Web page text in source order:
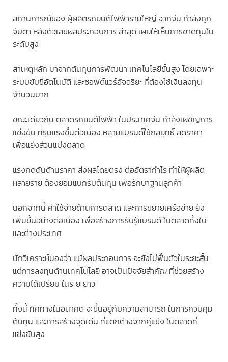
สถานการณ์ของ ผู้ผลิตรถยนต์ไฟฟ้ารายใหญ่ จากจีน กำลังถูก
จับตา หลังตัวเลขผลประกอบการ ล่าสุด เผยให้เห็นการขาดทุนใน
ระดับสูง
สาเหตุหลัก มาจากต้นทุนการพัฒนา เทคโนโลยีขั้นสูง โดยเฉพาะ
ระบบขับขี่อัตโนมัติ และซอฟต์แวร์อัจฉริยะ ที่ต้องใช้เงินลงทุน
จำนวนมาก
ขณะเดียวกัน ตลาดรถยนต์ไฟฟ้า ในประเทศจีน กำลังเผชิญการ
แข่งขัน ที่รุนแรงขึ้นต่อเนื่อง หลายแบรนด์ใช้กลยุทธ์ ลดราคา
เพื่อแย่งส่วนแบ่งตลาด
แรงกดดันด้านราคา ส่งผลโดยตรง ต่ออัตรากำไร ทำให้ผู้ผลิต
หลายราย ต้องยอมแบกรับต้นทุน เพื่อรักษาฐานลูกค้า
นอกจากนี้ ค่าใช้จ่ายด้านการตลาด และการขยายเครือข่าย ยัง
เพิ่มขึ้นอย่างต่อเนื่อง เพื่อสร้างการรับรู้แบรนด์ ในตลาดทั้งใน
และต่างประเทศ
นักวิเคราะห์มองว่า แม้ผลประกอบการ จะยังไม่ฟื้นตัวในระยะสั้น
แต่การลงทุนด้านเทคโนโลยี อาจเป็นปัจจัยสำคัญ ที่ช่วยสร้าง
ความได้เปรียบ ในระยะยาว
ทั้งนี้ ทิศทางในอนาคต จะขึ้นอยู่กับความสามารถ ในการควบคุม
ต้นทุน และการสร้างจุดเด่น ที่แตกต่างจากคู่แข่ง ในตลาดที่
แข่งขันสูง